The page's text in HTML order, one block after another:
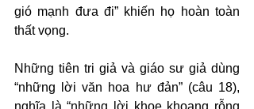
gió mạnh đưa đi” khiến họ hoàn toàn
thất vọng.
Những tiên tri giả và giáo sư giả dùng
“những lời văn hoa hư đản” (câu 18),
nghĩa là “những lời khoe khoang rỗng